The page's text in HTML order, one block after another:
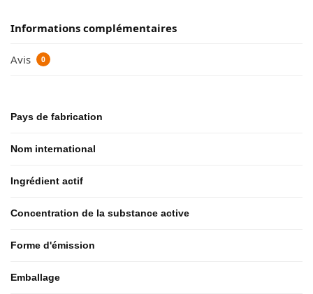
Informations complémentaires
Avis 0
Pays de fabrication
Nom international
Ingrédient actif
Concentration de la substance active
Forme d'émission
Emballage